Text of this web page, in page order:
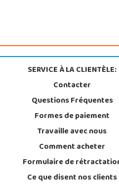
SERVICE À LA CLIENTÈLE:
Contacter
Questions Fréquentes
Formes de paiement
Travaille avec nous
Comment acheter
Formulaire de
Ce que disent nos clients